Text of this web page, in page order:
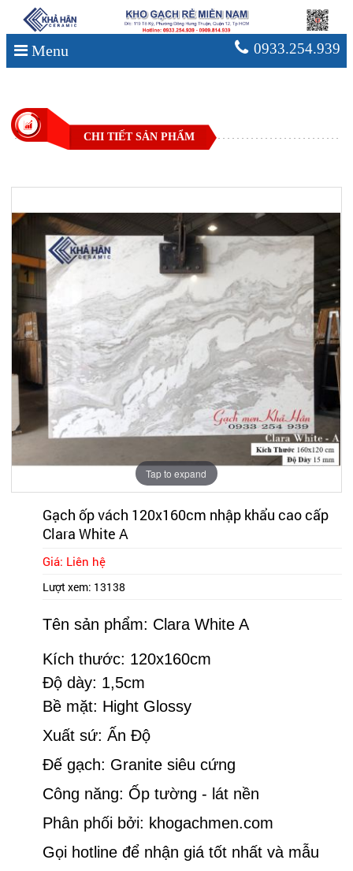
Menu 0933.254.939
CHI TIẾT SẢN PHẨM
Tap to expand
Gạch ốp vách 120x160cm nhập khẩu cao cấp
Clara White A
Giá: Liên hệ
Lượt xem: 13138
Tên sản phẩm: Clara White A
Kích thước: 120x160cm
Độ dày: 1,5cm
Bề mặt: Hight Glossy
Xuất sứ: Ấn Độ
Đế gạch: Granite siêu cứng
Công năng: Ốp tường - lát nền
Phân phối bởi: khogachmen.com
Gọi hotline để nhận giá tốt nhất và mẫu